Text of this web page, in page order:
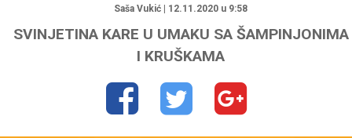
Saša Vukić | 12.11.2020 u 9:58
SVINJETINA KARE U UMAKU SA ŠAMPINJONIMA
I KRUŠKAMA